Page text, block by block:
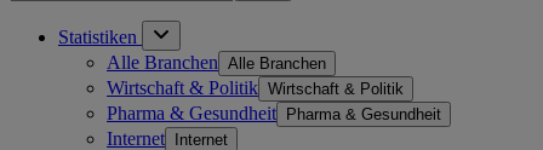
Statistiken
Alle Branchen Alle Branchen
Wirtschaft & Politik Wirtschaft & Politik
Pharma & Gesundheit Pharma & Gesundheit
Internet Internet